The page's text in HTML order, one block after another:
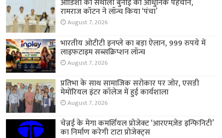
ओडिशा की संथाली बुनाई को आधुनिक पहचान,
रामराज कॉटन ने लॉन्च किया ‘पंचा’
August 7, 2026
भारतीय ओटीटी इनप्ले का बड़ा ऐलान, 999 रुपये में
लाइफटाइम सब्सक्रिप्शन लॉन्च
August 7, 2026
प्रतिभा के साथ सामाजिक सरोकार पर जोर, एसडी
मेमोरियल इंटर कॉलेज में हुई कार्यशाला
August 7, 2026
चेन्नई के मेगा कमर्शियल प्रोजेक्ट ‘आरएमज़ेड इन्फिनिटी’
का निर्माण करेगी टाटा प्रोजेक्ट्स